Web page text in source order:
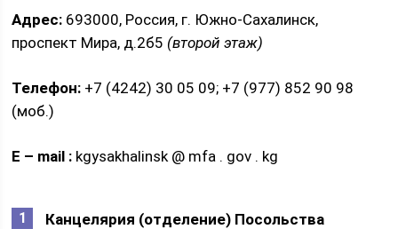
Адрес: 693000, Россия, г. Южно-Сахалинск,
проспект Мира, д.2б5 (второй этаж)
Телефон: +7 (4242) 30 05 09; +7 (977) 852 90 98
(моб.)
E – mail : kgysakhalinsk @ mfa . gov . kg
Канцелярия (отделение) Посольства